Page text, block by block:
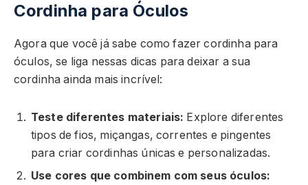
Cordinha para Óculos
Agora que você já sabe como fazer cordinha para
óculos, se liga nessas dicas para deixar a sua
cordinha ainda mais incrível:
Teste diferentes materiais: Explore diferentes
tipos de fios, miçangas, correntes e pingentes
para criar cordinhas únicas e personalizadas.
Use cores que combinem com seus óculos: